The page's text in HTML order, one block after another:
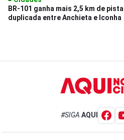
BR-101 ganha mais 2,5 km de pista
duplicada entre Anchieta e Iconha
#SIGA AQUI